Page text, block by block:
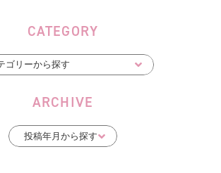
CATEGORY
ARCHIVE